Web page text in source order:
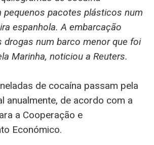
pequenos pacotes plásticos num
espanhola. A embarcação
drogas num barco menor que foi
Marinha, noticiou a Reuters.
de cocaína passam pela
anualmente, de acordo com a
a Cooperação e
Económico.